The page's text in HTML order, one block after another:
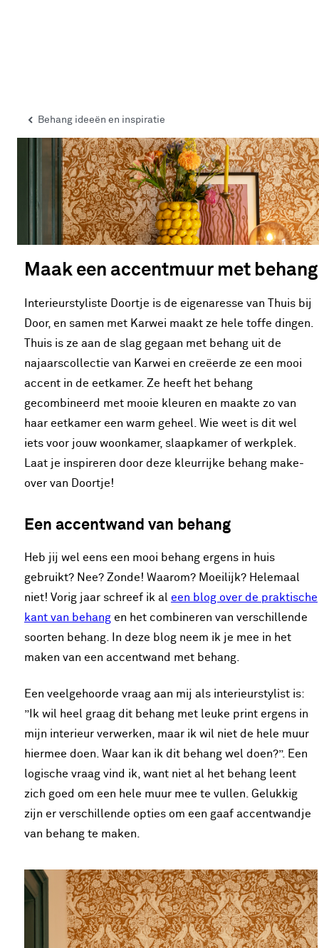
Behang ideeën en inspiratie
Maak een accentmuur met behang
Interieurstyliste Doortje is de eigenaresse van Thuis bij
Door, en samen met Karwei maakt ze hele toffe dingen.
Thuis is ze aan de slag gegaan met behang uit de
najaarscollectie van Karwei en creëerde ze een mooi
accent in de eetkamer. Ze heeft het behang
gecombineerd met mooie kleuren en maakte zo van
haar eetkamer een warm geheel. Wie weet is dit wel
iets voor jouw woonkamer, slaapkamer of werkplek.
Laat je inspireren door deze kleurrijke behang make-
over van Doortje!
Een accentwand van behang
Heb jij wel eens een mooi behang ergens in huis
gebruikt? Nee? Zonde! Waarom? Moeilijk? Helemaal
niet! Vorig jaar schreef ik al een blog over de praktische
kant van behang en het combineren van verschillende
soorten behang. In deze blog neem ik je mee in het
maken van een accentwand met behang.
Een veelgehoorde vraag aan mij als interieurstylist is:
”Ik wil heel graag dit behang met leuke print ergens in
mijn interieur verwerken, maar ik wil niet de hele muur
hiermee doen. Waar kan ik dit behang wel doen?”. Een
logische vraag vind ik, want niet al het behang leent
zich goed om een hele muur mee te vullen. Gelukkig
zijn er verschillende opties om een gaaf accentwandje
van behang te maken.